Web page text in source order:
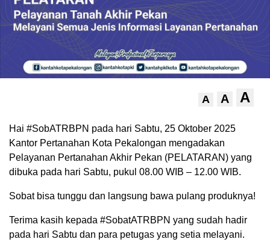
A A A
Hai #SobATRBPN pada hari Sabtu, 25 Oktober 2025
Kantor Pertanahan Kota Pekalongan mengadakan
Pelayanan Pertanahan Akhir Pekan (PELATARAN) yang
dibuka pada hari Sabtu, pukul 08.00 WIB – 12.00 WIB.
Sobat bisa tunggu dan langsung bawa pulang produknya!
Terima kasih kepada #SobatATRBPN yang sudah hadir
pada hari Sabtu dan para petugas yang setia melayani.